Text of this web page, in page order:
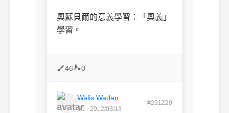
奧蘇貝爾的意義學習：「奧義」
學習。
46 0
Walis Wadan
B1 · 2012/03/13
#291229